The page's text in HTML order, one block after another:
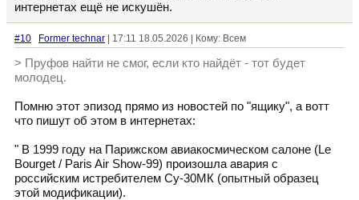
интернетах ещё не искушён.
#10 Former technar | 17:11 18.05.2026 | Кому: Всем
> Пруфов найти не смог, если кто найдёт - тот будет
молодец.
Помню этот эпизод прямо из новостей по "ящику", а вотт
что пишут об этом в интернетах:
" В 1999 году на Парижском авиакосмическом салоне (Le
Bourget / Paris Air Show‑99) произошла авария с
российским истребителем Су‑30МК (опытный образец
этой модификации).